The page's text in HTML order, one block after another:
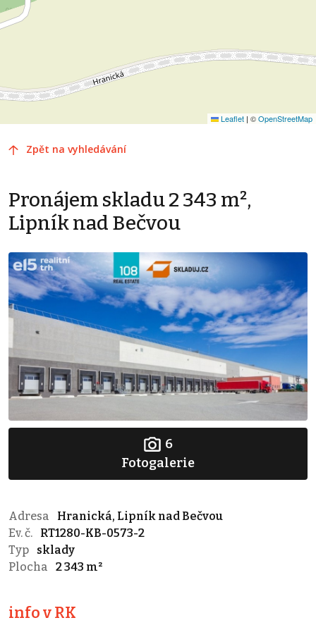
Leaflet | ©OpenStreetMap
Zpět na vyhledávání
Pronájem skladu 2 343 m²,
Lipník nad Bečvou
6
Fotogalerie
Adresa
Hranická, Lipník nad Bečvou
Ev. č.
RT1280-KB-0573-2
Typ
sklady
Plocha
2 343 m²
info v RK